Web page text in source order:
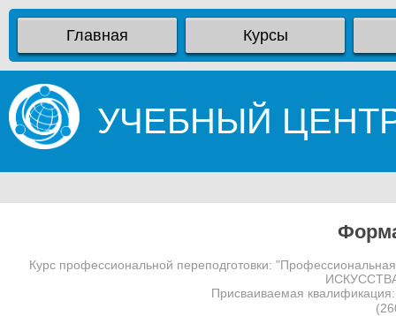
Главная Курсы
УЧЕБНЫЙ
Курс профессиональной переподготовки:
ИСКУССТВА
Присваиваемая квалификация: